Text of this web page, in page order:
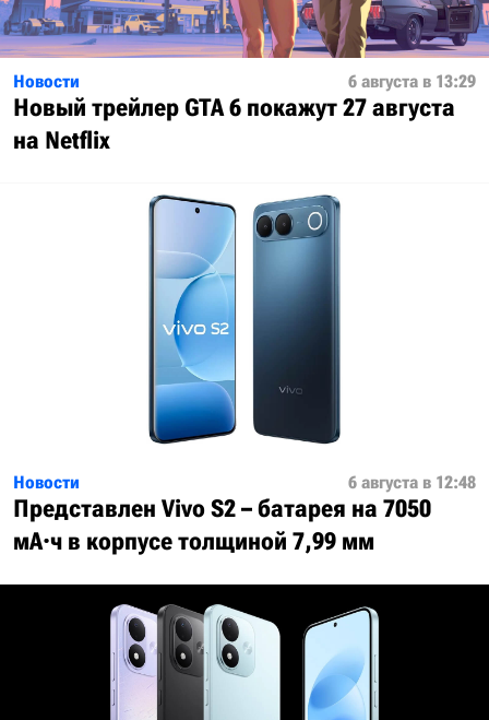
Новости 6 августа в 13:29
Новый трейлер GTA 6 покажут 27 августа
на Netflix
Новости 6 августа в 12:48
Представлен Vivo S2 – батарея на 7050
мА·ч в корпусе толщиной 7,99 мм